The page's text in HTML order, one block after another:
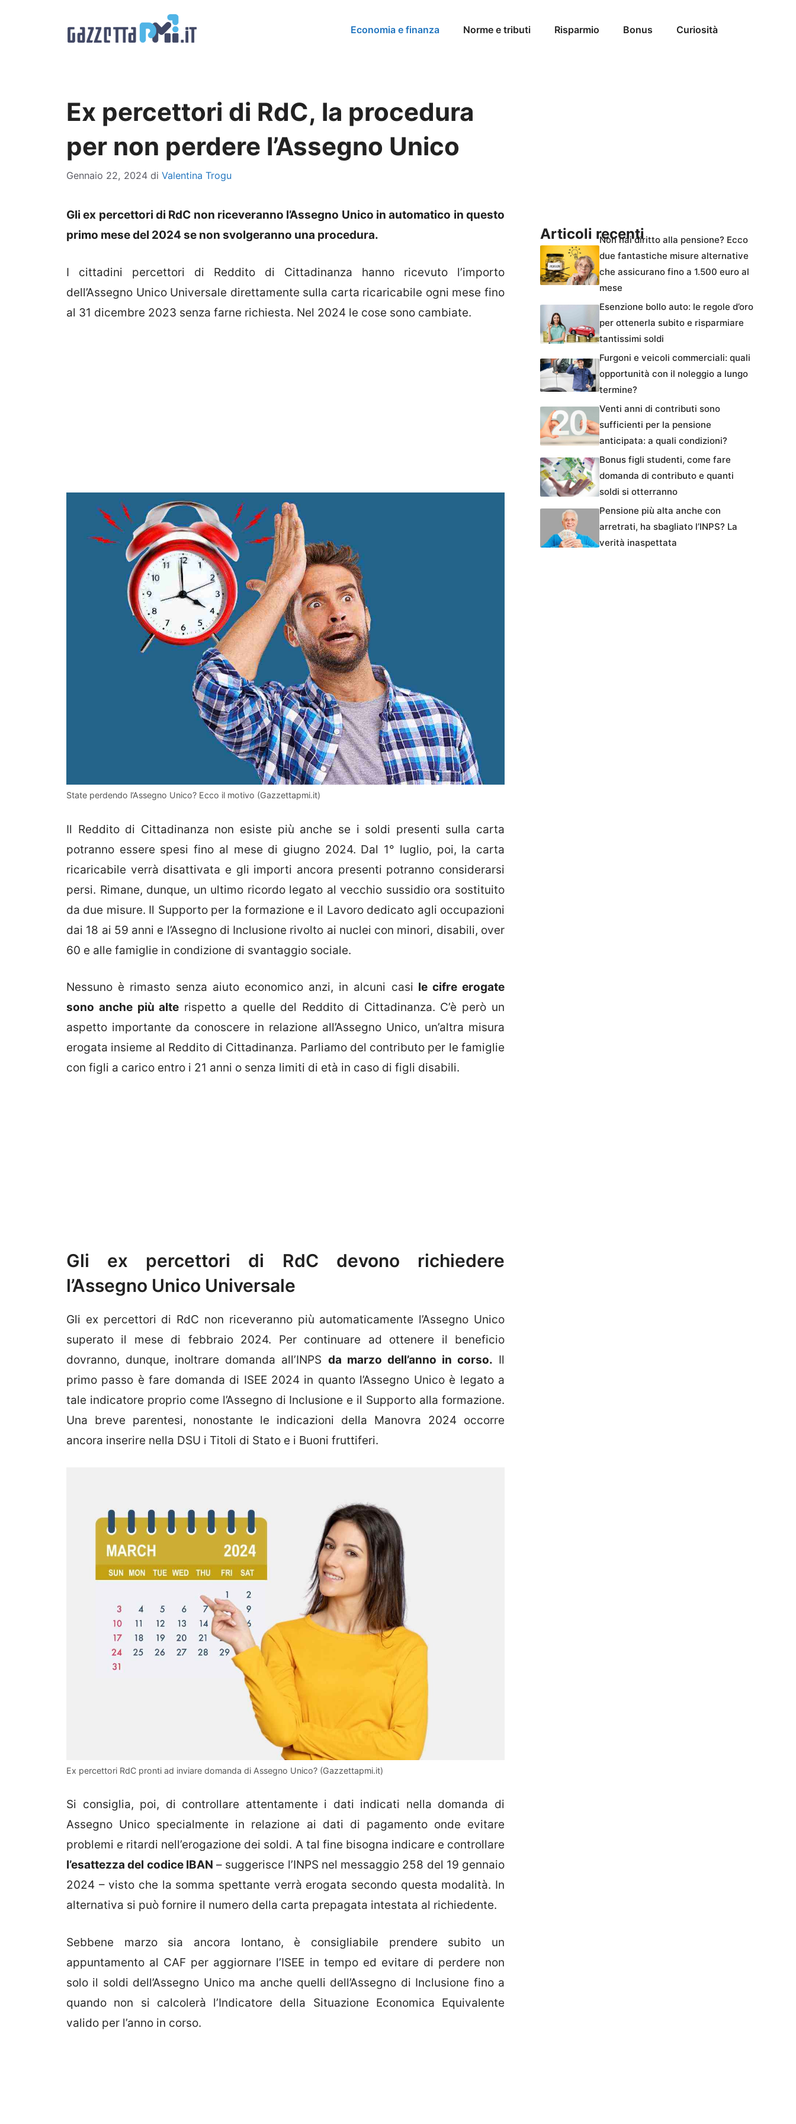
Economia e finanza Norme e tributi Risparmio Bonus Curiosità
Ex percettori di RdC, la procedura
per non perdere l’Assegno Unico
Gennaio 22, 2024 di Valentina Trogu
Gli ex percettori di RdC non riceveranno l’Assegno Unico in automatico in questo
primo mese del 2024 se non svolgeranno una procedura.
I cittadini percettori di Reddito di Cittadinanza hanno ricevuto l’importo
dell’Assegno Unico Universale direttamente sulla carta ricaricabile ogni mese fino
al 31 dicembre 2023 senza farne richiesta. Nel 2024 le cose sono cambiate.
State perdendo l’Assegno Unico? Ecco il motivo (Gazzettapmi.it)
Il Reddito di Cittadinanza non esiste più anche se i soldi presenti sulla carta
potranno essere spesi fino al mese di giugno 2024. Dal 1° luglio, poi, la carta
ricaricabile verrà disattivata e gli importi ancora presenti potranno considerarsi
persi. Rimane, dunque, un ultimo ricordo legato al vecchio sussidio ora sostituito
da due misure. Il Supporto per la formazione e il Lavoro dedicato agli occupazioni
dai 18 ai 59 anni e l’Assegno di Inclusione rivolto ai nuclei con minori, disabili, over
60 e alle famiglie in condizione di svantaggio sociale.
Nessuno è rimasto senza aiuto economico anzi, in alcuni casi le cifre erogate
sono anche più alte rispetto a quelle del Reddito di Cittadinanza. C’è però un
aspetto importante da conoscere in relazione all’Assegno Unico, un’altra misura
erogata insieme al Reddito di Cittadinanza. Parliamo del contributo per le famiglie
con figli a carico entro i 21 anni o senza limiti di età in caso di figli disabili.
Gli ex percettori di RdC devono richiedere
l’Assegno Unico Universale
Gli ex percettori di RdC non riceveranno più automaticamente l’Assegno Unico
superato il mese di febbraio 2024. Per continuare ad ottenere il beneficio
dovranno, dunque, inoltrare domanda all’INPS da marzo dell’anno in corso. Il
primo passo è fare domanda di ISEE 2024 in quanto l’Assegno Unico è legato a
tale indicatore proprio come l’Assegno di Inclusione e il Supporto alla formazione.
Una breve parentesi, nonostante le indicazioni della Manovra 2024 occorre
ancora inserire nella DSU i Titoli di Stato e i Buoni fruttiferi.
Ex percettori RdC pronti ad inviare domanda di Assegno Unico? (Gazzettapmi.it)
Si consiglia, poi, di controllare attentamente i dati indicati nella domanda di
Assegno Unico specialmente in relazione ai dati di pagamento onde evitare
problemi e ritardi nell’erogazione dei soldi. A tal fine bisogna indicare e controllare
l’esattezza del codice IBAN – suggerisce l’INPS nel messaggio 258 del 19 gennaio
2024 – visto che la somma spettante verrà erogata secondo questa modalità. In
alternativa si può fornire il numero della carta prepagata intestata al richiedente.
Sebbene marzo sia ancora lontano, è consigliabile prendere subito un
appuntamento al CAF per aggiornare l’ISEE in tempo ed evitare di perdere non
solo il soldi dell’Assegno Unico ma anche quelli dell’Assegno di Inclusione fino a
quando non si calcolerà l’Indicatore della Situazione Economica Equivalente
valido per l’anno in corso.
Articoli recentiNon hai diritto alla pensione? Ecco
due fantastiche misure alternative
che assicurano fino a 1.500 euro al
mese
Esenzione bollo auto: le regole d’oro
per ottenerla subito e risparmiare
tantissimi soldi
Furgoni e veicoli commerciali: quali
opportunità con il noleggio a lungo
termine?
Venti anni di contributi sono
sufficienti per la pensione
anticipata: a quali condizioni?
Bonus figli studenti, come fare
domanda di contributo e quanti
soldi si otterranno
Pensione più alta anche con
arretrati, ha sbagliato l’INPS? La
verità inaspettata